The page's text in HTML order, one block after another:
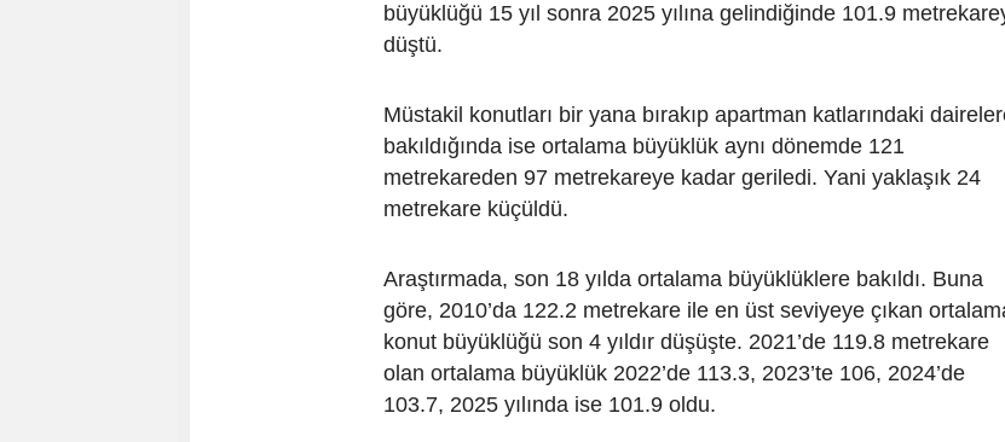
büyüklüğü 15 yıl sonra 2025 yılına gelindiğinde 101.9
düştü.
Müstakil konutları bir yana bırakıp apartman katlarındaki
bakıldığında ise ortalama büyüklük aynı dönemde 121
metrekareden 97 metrekareye kadar geriledi. Yani yaklaşık 24
metrekare küçüldü.
Araştırmada, son 18 yılda ortalama büyüklüklere bakıldı. Buna
göre, 2010’da 122.2 metrekare ile en üst seviyeye çıkan
konut büyüklüğü son 4 yıldır düşüşte. 2021’de 119.8 metrekare
olan ortalama büyüklük 2022’de 113.3, 2023’te 106, 2024’de
103.7, 2025 yılında ise 101.9 oldu.